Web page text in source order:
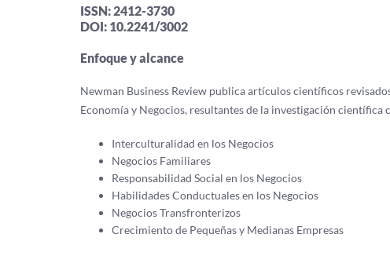
ISSN: 2412-3730
DOI: 10.2241/3002
Enfoque y alcance
Newman Business Review publica artículos científicos
Economía y Negocios, resultantes de la investigación científica
Interculturalidad en los Negocios
Negocios Familiares
Responsabilidad Social en los Negocios
Habilidades Conductuales en los Negocios
Negocios Transfronterizos
Crecimiento de Pequeñas y Medianas Empresas